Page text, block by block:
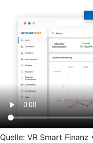
Quelle: VR Smart